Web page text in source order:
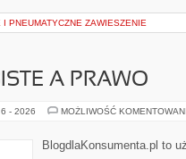
I PNEUMATYCZNE ZAWIESZENIE
A PRAWO
- 2026 MOŻLIWOŚĆ
BlogdlaKonsumenta.pl to